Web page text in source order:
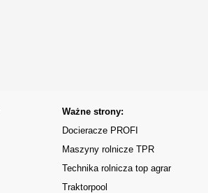
Ważne strony:
Docieracze PROFI
Maszyny rolnicze TPR
Technika rolnicza top agrar
Traktorpool